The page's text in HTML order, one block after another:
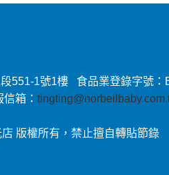
551-1號1樓 食品業登錄字號：
信箱：
版權所有，禁止擅自轉貼節錄